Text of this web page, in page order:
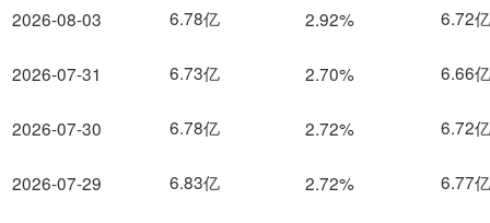
2026-08-03
2026-07-31
2026-07-30
2026-07-29
6.78亿 2.92% 6.72亿
6.73亿 2.70% 6.66亿
6.78亿 2.72% 6.72亿
6.83亿 2.72% 6.77亿